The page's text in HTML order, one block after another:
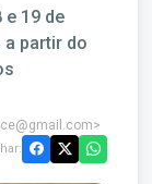
19 de
partir do